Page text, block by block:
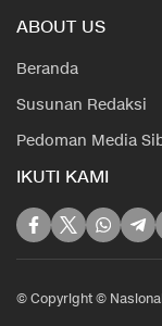
ABOUT US
Beranda
Susunan Redaksi
Pedoman Media
IKUTI KAMI
© Copyright ©